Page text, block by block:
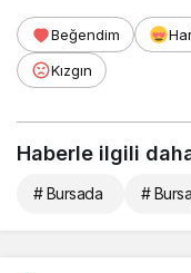
Beğendim
Kızgın
Haberle ilgili
# Bursada #